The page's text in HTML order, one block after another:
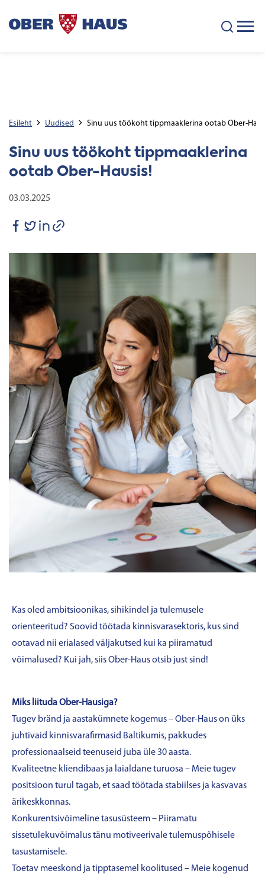
Esileht Uudised Sinu uus töökoht tippmaaklerina ootab Ober-
Sinu uus töökoht tippmaaklerina
ootab Ober-Hausis!
03.03.2025
Kas oled ambitsioonikas, sihikindel ja tulemusele
orienteeritud? Soovid töötada kinnisvarasektoris, kus sind
ootavad nii erialased väljakutsed kui ka piiramatud
võimalused? Kui jah, siis Ober-Haus otsib just sind!
Miks liituda Ober-Hausiga?
Tugev bränd ja aastakümnete kogemus – Ober-Haus on üks
juhtivaid kinnisvarafirmasid Baltikumis, pakkudes
professionaalseid teenuseid juba üle 30 aasta.
Kvaliteetne kliendibaas ja laialdane turuosa – Meie tugev
positsioon turul tagab, et saad töötada stabiilses ja kasvavas
ärikeskkonnas.
Konkurentsivõimeline tasusüsteem – Piiramatu
sissetulekuvõimalus tänu motiveerivale tulemuspõhisele
tasustamisele.
Toetav meeskond ja tipptasemel koolitused – Meie kogenud